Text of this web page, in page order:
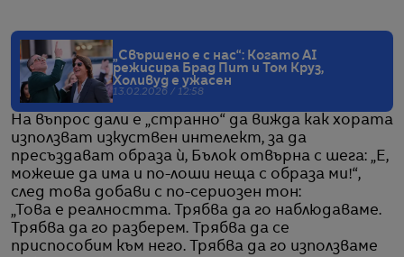
„Свършено е с нас“: Когато AI
режисира Брад Пит и Том Круз,
Холивуд е ужасен
13.02.2026 / 12:58
На въпрос дали е „странно“ да вижда как хората
използват изкуствен интелект, за да
пресъздават образа ѝ, Бълок отвърна с шега: „Е,
можеше да има и по-лоши неща с образа ми!“,
след това добави с по-сериозен тон:
„Това е реалността. Трябва да го наблюдаваме.
Трябва да го разберем. Трябва да се
приспособим към него. Трябва да го използваме